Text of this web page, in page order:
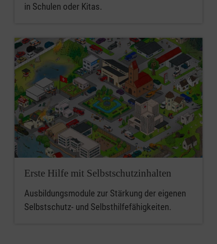
in Schulen oder Kitas.
Erste Hilfe mit Selbstschutzinhalten
Ausbildungsmodule zur Stärkung der eigenen
Selbstschutz- und Selbsthilfefähigkeiten.